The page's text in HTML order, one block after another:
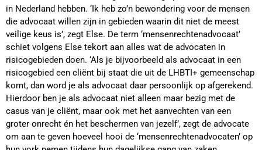
in Nederland hebben. ‘Ik heb zo’n bewondering voor de mensen
die advocaat willen zijn in gebieden waarin dit niet de meest
veilige keus is’, zegt Else. De term ‘mensenrechtenadvocaat’
schiet volgens Else tekort aan alles wat de advocaten in
risicogebieden doen. ‘Als je bijvoorbeeld als advocaat in een
risicogebied een cliënt bij staat die uit de LHBTI+ gemeenschap
komt, dan word je als advocaat daar persoonlijk op afgerekend.
Hierdoor ben je als advocaat niet alleen maar bezig met de
casus van je cliënt, maar ook met het aanvechten van een
groter onrecht én het beschermen van jezelf’, zegt de advocate
om aan te geven hoeveel hooi de ‘mensenrechtenadvocaten’ op